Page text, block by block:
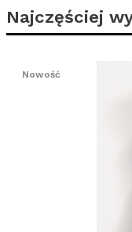
Najczęściej
Nowość